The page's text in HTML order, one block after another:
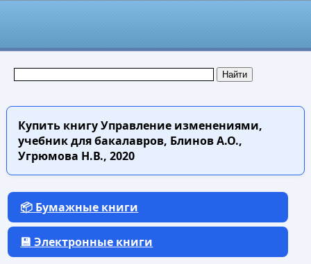
Купить книгуУправление изменениями,
учебник для бакалавров, Блинов А.О.,
Угрюмова Н.В., 2020
📦 Бумажные книги
💾 Электронные книги